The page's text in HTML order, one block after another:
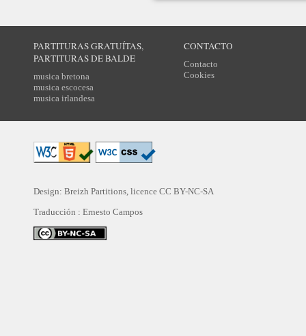
PARTITURAS GRATUÍTAS,
PARTITURAS DE BALDE
musica bretona
musica escocesa
musica irlandesa
CONTACTO
Contacto
Cookies
Design: Breizh Partitions, licence CC BY-NC-SA
Traducción : Ernesto Campos